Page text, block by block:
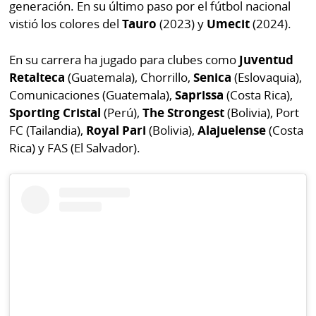
Repregunta
generación. En su último paso por el fútbol nacional
vistió los colores delTauro(2023) y Umecit(2024).
En su carrera ha jugado para clubes como Juventud
Retalteca (Guatemala), Chorrillo,Senica(Eslovaquia),
Comunicaciones (Guatemala),Saprissa (Costa Rica),
Sporting Cristal (Perú),The Strongest(Bolivia), Port
FC (Tailandia), Royal Pari(Bolivia),Alajuelense(Costa
Rica) y FAS (El Salvador).